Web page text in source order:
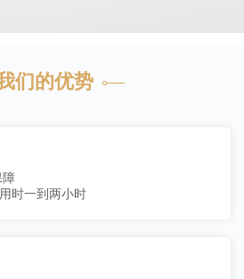
们的优势
障
时一到两小时